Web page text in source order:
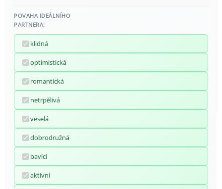
POVAHA IDEÁLNÍHO
PARTNERA:
klidná
optimistická
romantická
netrpělivá
veselá
dobrodružná
bavící
aktivní